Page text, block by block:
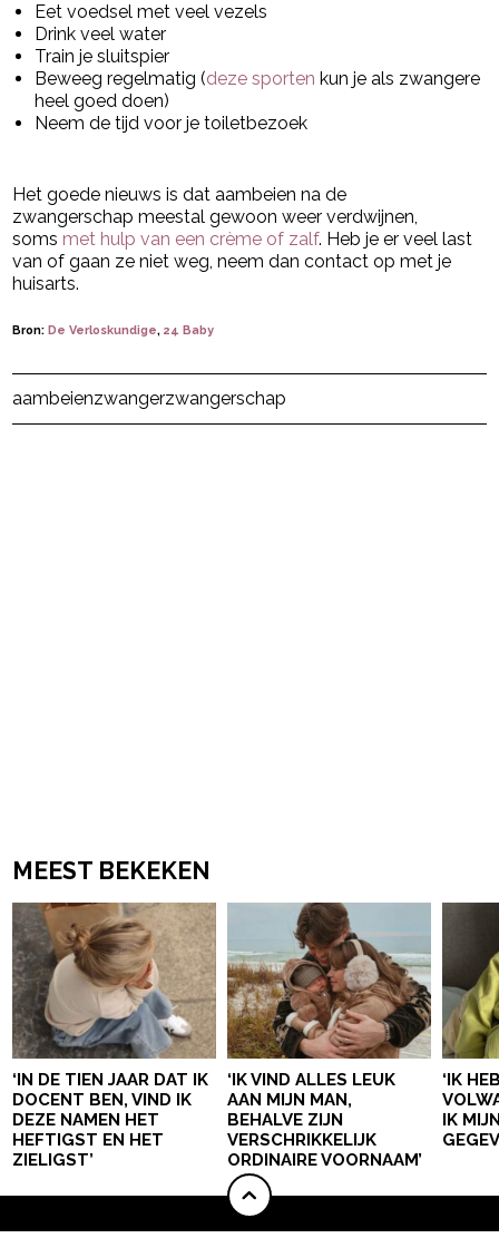
Eet voedsel met veel vezels
Drink veel water
Train je sluitspier
Beweeg regelmatig (deze sporten kun je als zwangere
heel goed doen)
Neem de tijd voor je toiletbezoek
Het goede nieuws is dat aambeien na de
zwangerschap meestal gewoon weer verdwijnen,
soms met hulp van een crème of zalf. Heb je er veel last
van of gaan ze niet weg, neem dan contact op met je
huisarts.
Bron: De Verloskundige,24 Baby
Post Views: 36
aambeienzwangerzwangerschap
MEEST BEKEKEN
‘IN DE TIEN JAAR DAT IK
DOCENT BEN, VIND IK
DEZE NAMEN HET
HEFTIGST EN HET
ZIELIGST’
‘IK VIND ALLES LEUK
AAN MIJN MAN,
BEHALVE ZIJN
VERSCHRIKKELIJK
ORDINAIRE VOORNAAM’
‘IK
IK